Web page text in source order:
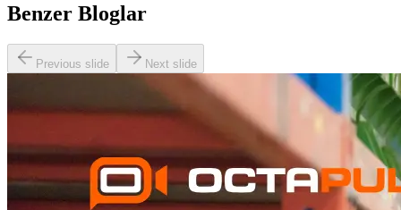
Benzer Bloglar
Previous slide Next slide